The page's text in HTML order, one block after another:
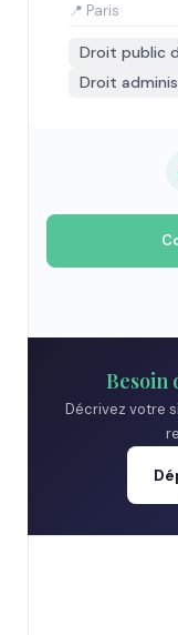
📍 Paris
Droit public
Droit
Besoin
Décrivez votre